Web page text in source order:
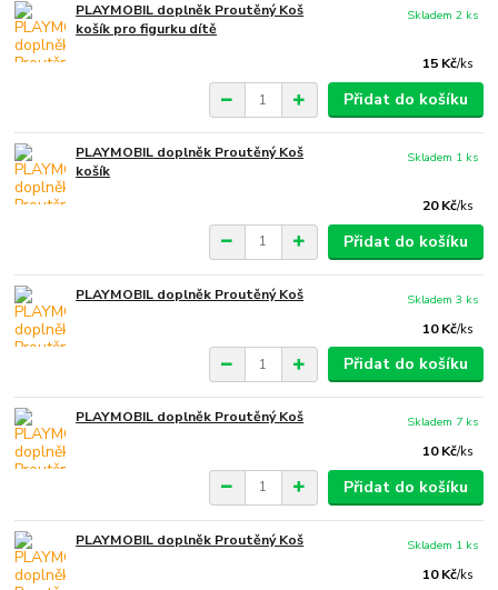
PLAYMOBIL doplněk Proutěný Koš
košík pro figurku dítě
15 Kč/ks
Skladem 2 ks
Přidat do košíku
PLAYMOBIL doplněk Proutěný Koš
košík
20 Kč/ks
Skladem 1 ks
Přidat do košíku
PLAYMOBIL doplněk Proutěný Koš
10 Kč/ks
Skladem 3 ks
Přidat do košíku
PLAYMOBIL doplněk Proutěný Koš
10 Kč/ks
Skladem 7 ks
Přidat do košíku
PLAYMOBIL doplněk Proutěný Koš
10 Kč/ks
Skladem 1 ks